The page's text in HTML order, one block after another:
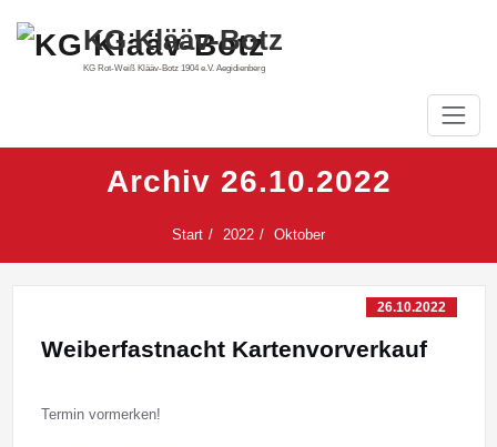
Inhalt
springen
KG Klääv-Botz
KG Rot-Weiß Klääv-Botz 1904 e.V. Aegidienberg
Archiv 26.10.2022
Start 2022 Oktober
26.10.2022
Weiberfastnacht Kartenvorverkauf
Termin vormerken!